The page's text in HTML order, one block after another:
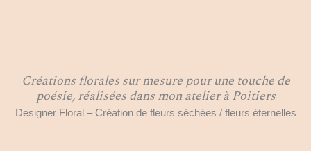
Créations florales sur mesure pour une touche de
poésie, réalisées dans mon atelier à Poitiers
Designer Floral – Création de fleurs séchées / fleurs éternelles